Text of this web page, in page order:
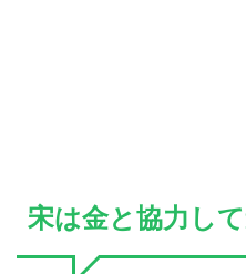
宋は金と協力し